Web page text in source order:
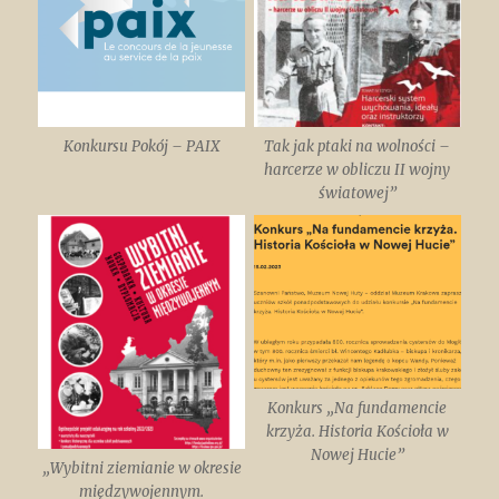
Konkursu Pokój – PAIX
Tak jak ptaki na wolności –
harcerze w obliczu II wojny
światowej”
„Wybitni ziemianie w okresie
międzywojennym.
Konkurs „Na fundamencie
krzyża. Historia Kościoła w
Nowej Hucie”